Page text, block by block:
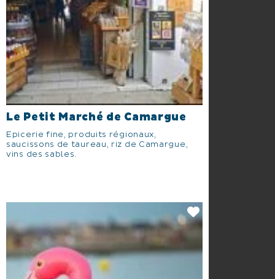
Le Petit Marché de Camargue
Epicerie fine, produits régionaux,
saucissons de taureau, riz de Camargue,
vins des sables.